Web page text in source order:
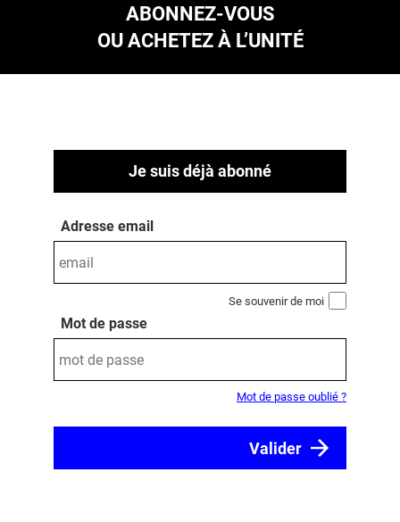
ABONNEZ-VOUS
OU ACHETEZ À L’UNITÉ
Je suis déjà abonné
Adresse email
Se souvenir de moi
Mot de passe
Mot de passe oublié ?